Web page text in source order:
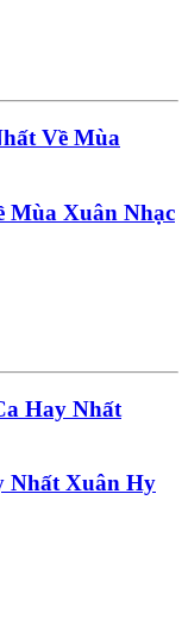
Mùa Xuân Nhạc
Nhất Xuân Hy